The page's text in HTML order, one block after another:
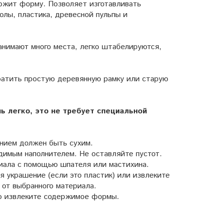
форму. Позволяет изготавливать
пластика, древесной пульпы и
много места, легко штабелируются,
простую деревянную рамку или старую
легко, это не требует специальной
должен быть сухим.
наполнителем. Не оставляйте пустот.
с помощью шпателя или мастихина.
(если это пластик) или извлеките
выбранного материала.
извлеките содержимое формы.